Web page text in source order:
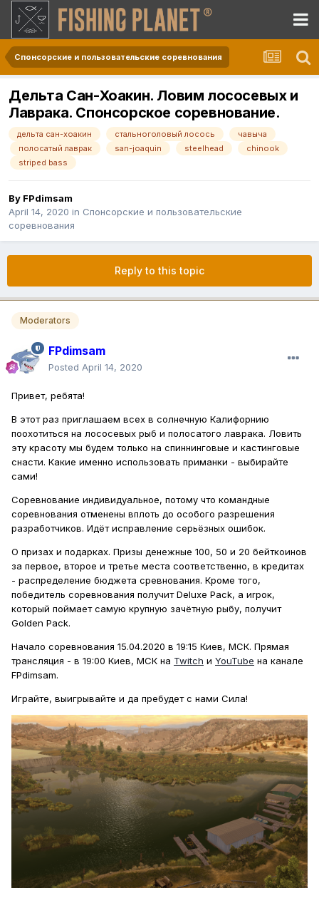
Спонсорские и пользовательские соревнования
Дельта Сан-Хоакин. Ловим лососевых и
Лаврака. Спонсорское соревнование.
дельта сан-хоакин стальноголовый лосось
чавыча
полосатый лаврак
san-joaquin steelhead
chinook
striped bass
By FPdimsam
April 14, 2020 in Спонсорские и пользовательские
соревнования
Reply to this topic
Moderators
FPdimsam
Posted April 14, 2020
Привет, ребята!
В этот раз приглашаем всех в солнечную Калифорнию
поохотиться на лососевых рыб и полосатого лаврака. Ловить
эту красоту мы будем только на спиннинговые и кастинговые
снасти. Какие именно использовать приманки - выбирайте
сами!
Соревнование индивидуальное, потому что командные
соревнования отменены вплоть до особого разрешения
разработчиков. Идёт исправление серьёзных ошибок.
О призах и подарках. Призы денежные 100, 50 и 20 бейткоинов
за первое, второе и третье места соответственно, в кредитах
- распределение бюджета сревнования. Кроме того,
победитель соревнования получит Deluxe Pack, а иrрок,
который поймает самую крупную зачётную рыбу, получит
Golden Pack.
Начало соревнования 15.04.2020 в 19:15 Киев, МСК. Прямая
трансляция - в 19:00 Киев, МСК на Twitch и YouTube на канале
FPdimsam.
Играйте, выигрывайте и да пребудет с нами Сила!